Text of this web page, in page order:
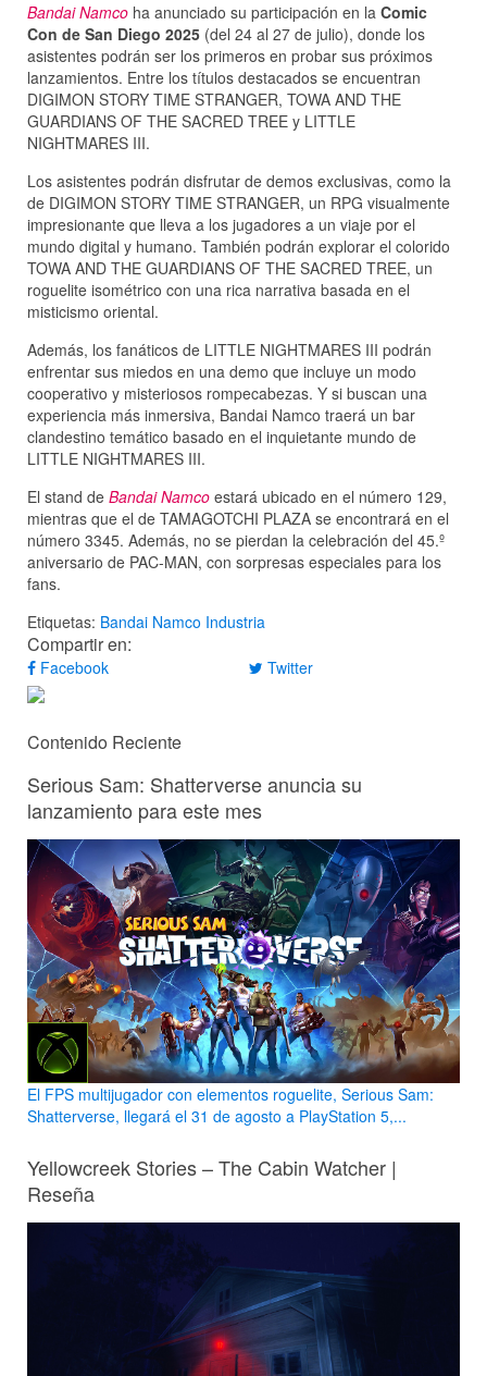
Bandai Namco ha anunciado su participación en la Comic
Con de San Diego 2025 (del 24 al 27 de julio), donde los
asistentes podrán ser los primeros en probar sus próximos
lanzamientos. Entre los títulos destacados se encuentran
DIGIMON STORY TIME STRANGER, TOWA AND THE
GUARDIANS OF THE SACRED TREE y LITTLE
NIGHTMARES III.
Los asistentes podrán disfrutar de demos exclusivas, como la
de DIGIMON STORY TIME STRANGER, un RPG visualmente
impresionante que lleva a los jugadores a un viaje por el
mundo digital y humano. También podrán explorar el colorido
TOWA AND THE GUARDIANS OF THE SACRED TREE, un
roguelite isométrico con una rica narrativa basada en el
misticismo oriental.
Además, los fanáticos de LITTLE NIGHTMARES III podrán
enfrentar sus miedos en una demo que incluye un modo
cooperativo y misteriosos rompecabezas. Y si buscan una
experiencia más inmersiva, Bandai Namco traerá un bar
clandestino temático basado en el inquietante mundo de
LITTLE NIGHTMARES III.
El stand de Bandai Namco estará ubicado en el número 129,
mientras que el de TAMAGOTCHI PLAZA se encontrará en el
número 3345. Además, no se pierdan la celebración del 45.º
aniversario de PAC-MAN, con sorpresas especiales para los
fans.
Etiquetas: Bandai Namco Industria
Compartir en:
Facebook Twitter
Contenido Reciente
Serious Sam: Shatterverse anuncia su
lanzamiento para este mes
El FPS multijugador con elementos roguelite, Serious Sam:
Shatterverse, llegará el 31 de agosto a PlayStation 5,...
Yellowcreek Stories – The Cabin Watcher |
Reseña